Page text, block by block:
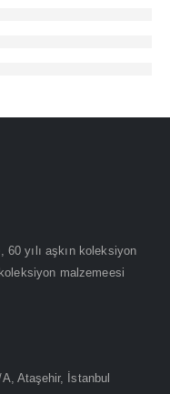
yılı aşkın koleksiyon
malzemeesi
Ataşehir, İstanbul